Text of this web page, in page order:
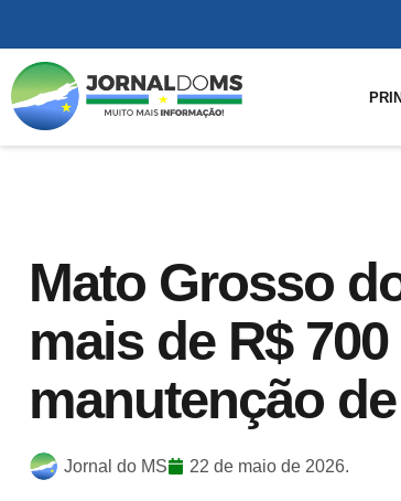
Mato Grosso
mais de R$
manutenção
Jornal do MS 22 de maio de 2026.